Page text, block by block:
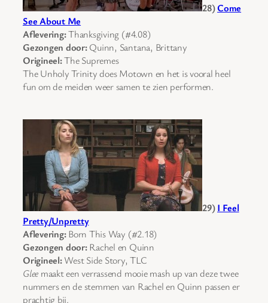
28)Come
See About Me
Aflevering:Thanksgiving (#4.08)
Gezongen door:Quinn, Santana, Brittany
Origineel:The Supremes
The Unholy Trinity does Motown en het is vooral heel
fun om de meiden weer samen te zien performen.
29)I Feel
Pretty/Unpretty
Aflevering:Born This Way (#2.18)
Gezongen door:Rachel en Quinn
Origineel:West Side Story, TLC
Glee maakt een verrassend mooie mash up van deze twee
nummers en de stemmen van Rachel en Quinn passen er
prachtig bij.